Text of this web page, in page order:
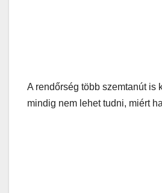
A rendőrség több szemtanút is
mindig nem lehet tudni, miért